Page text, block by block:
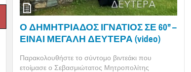
Ο ΔΗΜΗΤΡΙΑΔΟΣ ΙΓΝΑΤΙΟΣ ΣΕ 60’’ –
ΕΙΝΑΙ ΜΕΓΑΛΗ ΔΕΥΤΕΡΑ (video)
Παρακολουθήστε το σύντομο βιντεάκι που
ετοίμασε ο Σεβασμιώτατος Μητροπολίτης